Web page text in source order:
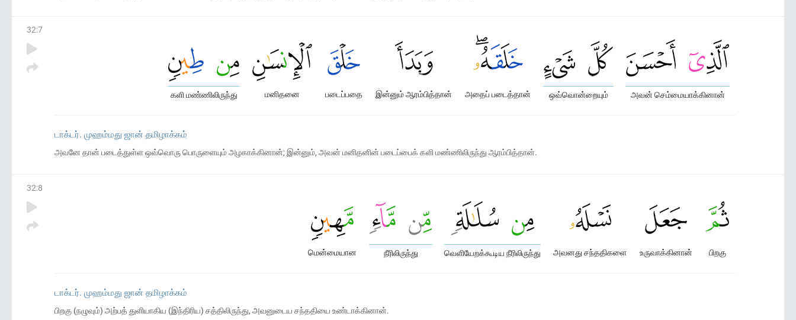
32:7
அவன் செம்மையாக்கினான்
ஒவ்வொன்றையும்
அதைப் படைத்தான்
இன்னும் ஆரம்பித்தான்
படைப்பதை
மனிதனை
களி மண்ணிலிருந்து
டாக்டர். முஹம்மது ஜான் தமிழாக்கம்
அவனே தான் படைத்துள்ள ஒவ்வொரு பொருளையும் அழகாக்கினான்; இன்னும், அவன் மனிதனின் படைப்பைக் களி மண்ணிலிருந்து ஆரம்பித்தான்.
32:8
பிறகு
உருவாக்கினான்
அவனது சந்ததிகளை
வெளியேறக்கூடிய நீரிலிருந்து
நீரிலிருந்து
மென்மையான
டாக்டர். முஹம்மது ஜான் தமிழாக்கம்
பிறகு (நழுவும்) அற்பத் துளியாகிய (இந்திரிய) சத்திலிருந்து, அவனுடைய சந்ததியை உண்டாக்கினான்.